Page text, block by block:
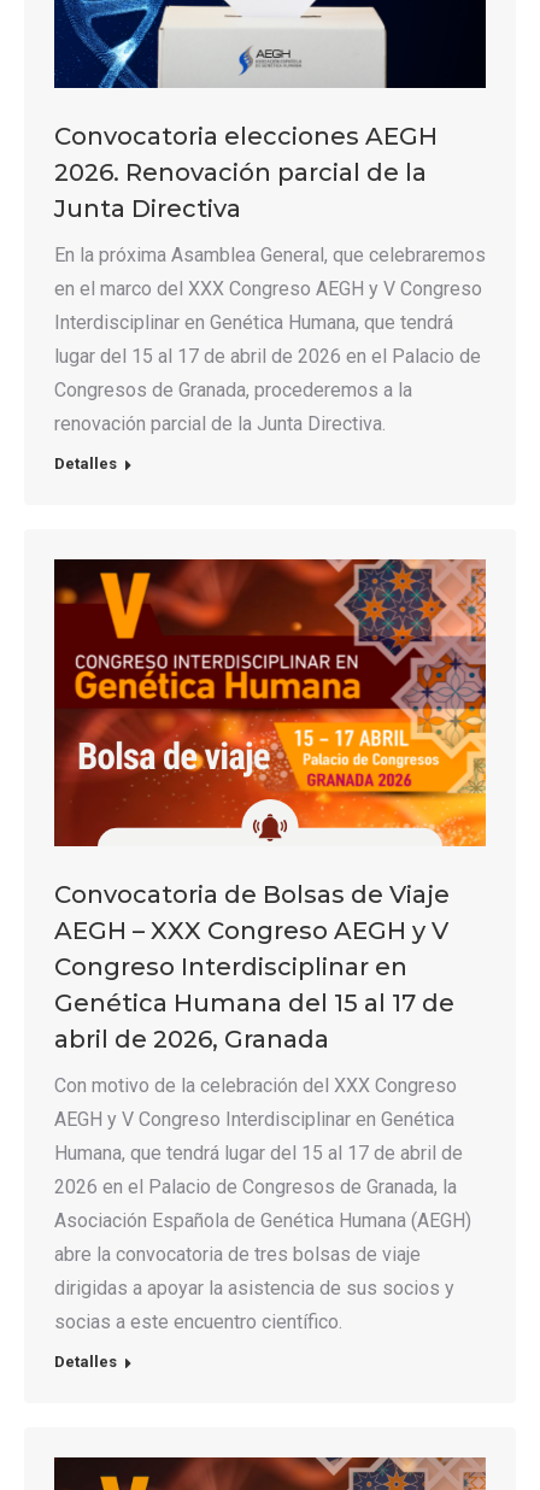
Convocatoria elecciones AEGH
2026. Renovación parcial de la
Junta Directiva
En la próxima Asamblea General, que celebraremos
en el marco del XXX Congreso AEGH y V Congreso
Interdisciplinar en Genética Humana, que tendrá
lugar del 15 al 17 de abril de 2026 en el Palacio de
Congresos de Granada, procederemos a la
renovación parcial de la Junta Directiva.
Detalles
Convocatoria de Bolsas de Viaje
AEGH – XXX Congreso AEGH y V
Congreso Interdisciplinar en
Genética Humana del 15 al 17 de
abril de 2026, Granada
Con motivo de la celebración del XXX Congreso
AEGH y V Congreso Interdisciplinar en Genética
Humana, que tendrá lugar del 15 al 17 de abril de
2026 en el Palacio de Congresos de Granada, la
Asociación Española de Genética Humana (AEGH)
abre la convocatoria de tres bolsas de viaje
dirigidas a apoyar la asistencia de sus socios y
socias a este encuentro científico.
Detalles